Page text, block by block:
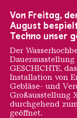
Von Freitag,
August
Techno unser
Der
Dauerausstellung
GESCHICHTE,
Installation von
Gebläse- und
Großausstellung
durchgehend
geöffnet.